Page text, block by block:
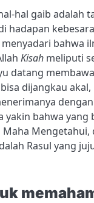
hal gaib adalah
hadapan
bahwa
Kisah meliputi
datang
dijangkau
yakin bahwa yang
Maha Mengetahui,
Rasul yang